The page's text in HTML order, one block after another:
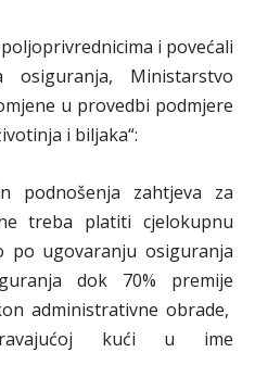
i povećali
Ministarstvo
u provedbi podmjere
i biljaka“:
podnošenja zahtjeva za
treba platiti cjelokupnu
po ugovaranju osiguranja
dok 70% premije
administrativne obrade,
kući u ime